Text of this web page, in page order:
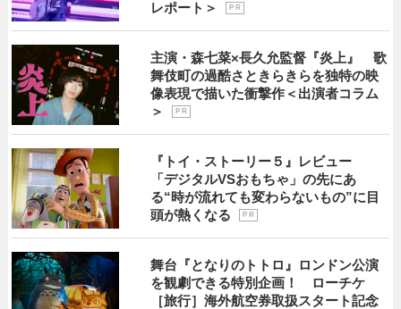
レポート＞
P R
主演・森七菜×長久允監督『炎上』 歌
舞伎町の過酷さときらきらを独特の映
像表現で描いた衝撃作＜出演者コラム
＞
P R
『トイ・ストーリー５』レビュー
「デジタルVSおもちゃ」の先にあ
る“時が流れても変わらないもの”に目
頭が熱くなる
P R
舞台『となりのトトロ』ロンドン公演
を観劇できる特別企画！ ローチケ
［旅行］海外航空券取扱スタート記念